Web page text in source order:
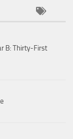
B: Thirty-First